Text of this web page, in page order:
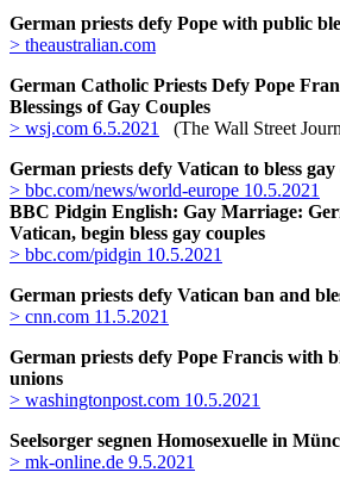
German priests defy Pope with public
> theaustralian.com
German Catholic Priests Defy Pope
Blessings of Gay Couples
> wsj.com 6.5.2021
(The Wall Street
German priests defy Vatican to bless gay
> bbc.com/news/world-europe 10.5.2021
BBC Pidgin English: Gay Marriage:
Vatican, begin bless gay couples
> bbc.com/pidgin 10.5.2021
German priests defy Vatican ban and
> cnn.com 11.5.2021
German priests defy Pope Francis with
unions
> washingtonpost.com 10.5.2021
Seelsorger segnen Homosexuelle in
> mk-online.de 9.5.2021